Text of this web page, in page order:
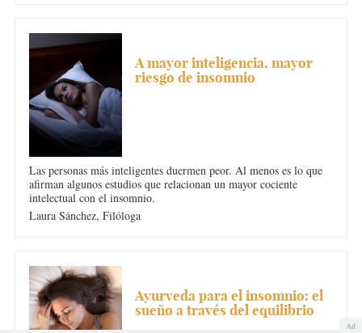
A mayor inteligencia, mayor
riesgo de insomnio
Las personas más inteligentes duermen peor. Al menos es lo que
afirman algunos estudios que relacionan un mayor cociente
intelectual con el insomnio.
Laura Sánchez,Filóloga
Ayurveda para el insomnio: el
sueño a través del equilibrio
Ad